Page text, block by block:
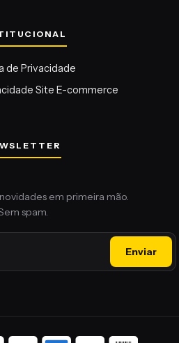
de Privacidade
Site E-commerce